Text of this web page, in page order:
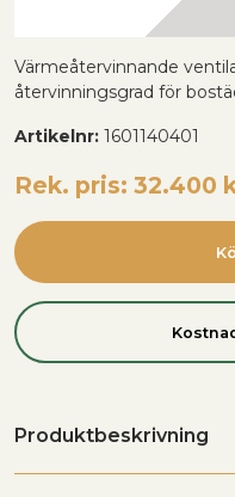
Värmeåtervinnande
återvinningsgrad för
Artikelnr: 1601140401
Rek. pris: 32.400
Produktbeskrivning